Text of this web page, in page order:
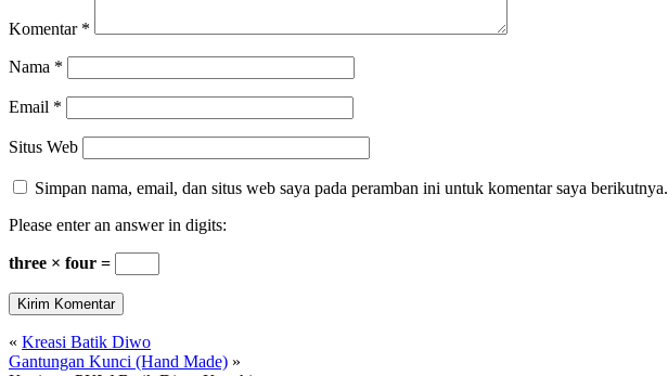
Komentar *
Nama *
Email *
Situs Web
Simpan nama, email, dan situs web saya pada peramban ini untuk komentar saya berikutnya.
Please enter an answer in digits:
three × four =
« Kreasi Batik Diwo
Gantungan Kunci (Hand Made) »